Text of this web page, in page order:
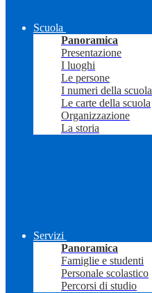
Scuola
Panoramica
Presentazione
I luoghi
Le persone
I numeri della scuola
Le carte della scuola
Organizzazione
La storia
Servizi
Panoramica
Famiglie e studenti
Personale scolastico
Percorsi di studio